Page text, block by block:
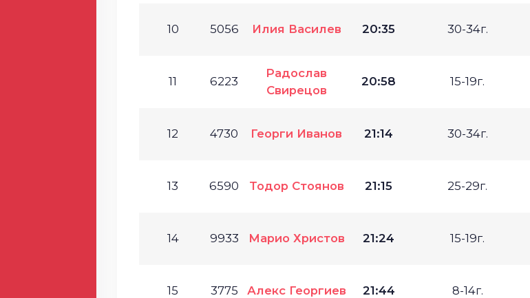
10 5056 Илия Василев 20:35 30-34г.
11 6223
Радослав
Свирецов
20:58 15-19г.
12 4730 Георги Иванов 21:14 30-34г.
13 6590 Тодор Стоянов 21:15 25-29г.
14 9933 Марио Христов 21:24 15-19г.
15 3775 Алекс Георгиев 21:44 8-14г.